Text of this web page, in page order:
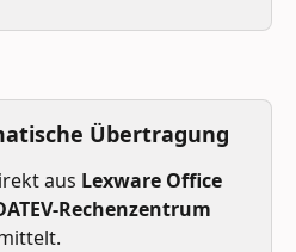
Übertragung
aus Lexware Office
Rechenzentrum